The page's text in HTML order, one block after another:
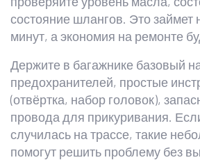
состояние шлангов. Это займет
минут, а экономия на ремонте
Держите в багажнике базовый
предохранителей, простые
(отвёртка, набор головок),
провода для прикуривания.
случилась на трассе, такие
помогут решить проблему без